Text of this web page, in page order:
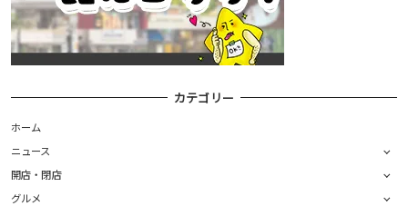
カテゴリー
ホーム
ニュース
開店・閉店
グルメ